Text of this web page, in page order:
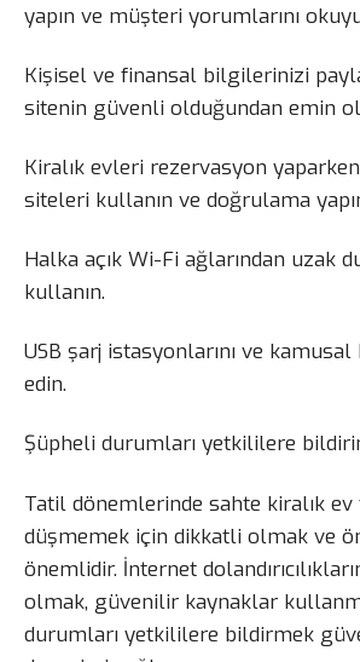
yapın ve müşteri yorumlarını
Kişisel ve finansal bilgilerinizi
sitenin güvenli olduğundan emin
Kiralık evleri rezervasyon
siteleri kullanın ve doğrulama
Halka açık Wi-Fi ağlarından uzak
kullanın.
USB şarj istasyonlarını ve
edin.
Şüpheli durumları yetkililere
Tatil dönemlerinde sahte kiralık ev
düşmemek için dikkatli olmak ve
önemlidir. İnternet
olmak, güvenilir kaynaklar
durumları yetkililere bildirmek